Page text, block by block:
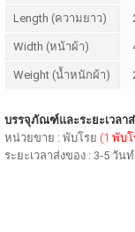
Length (ความยาว)
Width (หน้าผ้า)
Weight (น้ำหนักผ้า)
บรรจุภัณฑ์และระยะเวลา
หน่วยขาย : พับโรย (1 พับ
ระยะเวลาส่งของ : 3-5 วั